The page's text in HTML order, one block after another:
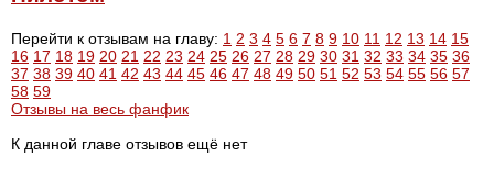
Перейти к отзывам на главу: 1 2 3 4 5 6 7 8 9 10 11 12 13 14 15
16 17 18 19 20 21 22 23 24 25 26 27 28 29 30 31 32 33 34 35 36
37 38 39 40 41 42 43 44 45 46 47 48 49 50 51 52 53 54 55 56 57
58 59
Отзывы на весь фанфик
К данной главе отзывов ещё нет